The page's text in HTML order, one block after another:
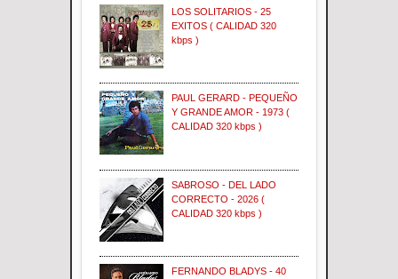
LOS SOLITARIOS - 25
EXITOS ( CALIDAD 320
kbps )
PAUL GERARD - PEQUEÑO
Y GRANDE AMOR - 1973 (
CALIDAD 320 kbps )
SABROSO - DEL LADO
CORRECTO - 2026 (
CALIDAD 320 kbps )
FERNANDO BLADYS - 40